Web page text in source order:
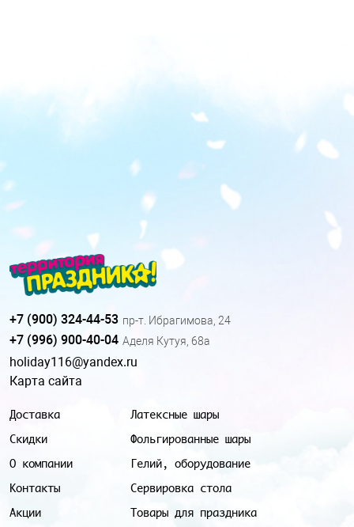
Доставка
Скидки
О компании
Контакты
Акции
Латексные шары
Фольгированные шары
Гелий, оборудование
Сервировка стола
Товары для праздника
+7 (900) 324-44-53 пр-т. Ибрагимова, 24
+7 (996) 900-40-04 Аделя Кутуя, 68а
holiday116@yandex.ru
Карта сайта